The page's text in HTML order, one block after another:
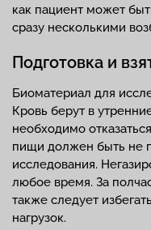
как пациент может
сразу несколькими
Подготовка и
Биоматериал для
Кровь берут в
необходимо
пищи должен быть не
исследования.
любое время. За
также следует
нагрузок.